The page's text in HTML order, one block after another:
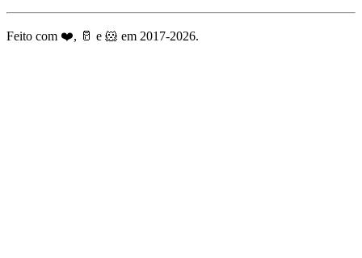
Feito com ❤️, 🥛 e 🐹 em 2017-2026.